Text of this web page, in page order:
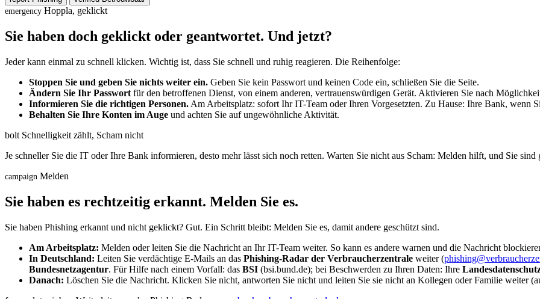
emergency Hoppla, geklickt
Sie haben doch geklickt oder geantwortet. Und jetzt?
Jeder kann einmal zu schnell klicken. Wichtig ist, dass Sie schnell und ruhig reagieren. Die Reihenfolge:
Stoppen Sie und geben Sie nichts weiter ein. Geben Sie kein Passwort und keinen Code ein, schließen Sie die Seite.
Ändern Sie Ihr Passwort für den betroffenen Dienst, von einem anderen, vertrauenswürdigen Gerät. Aktivieren Sie nach
Informieren Sie die richtigen Personen. Am Arbeitsplatz: sofort Ihr IT-Team oder Ihren Vorgesetzten. Zu Hause: Ihre Bank, wenn
Behalten Sie Ihre Konten im Auge und achten Sie auf ungewöhnliche Aktivität.
bolt Schnelligkeit zählt, Scham nicht
Je schneller Sie die IT oder Ihre Bank informieren, desto mehr lässt sich noch retten. Warten Sie nicht aus Scham: Melden hilft, und Sie sind
campaign Melden
Sie haben es rechtzeitig erkannt. Melden Sie es.
Sie haben Phishing erkannt und nicht geklickt? Gut. Ein Schritt bleibt: Melden Sie es, damit andere geschützt sind.
Am Arbeitsplatz: Melden oder leiten Sie die Nachricht an Ihr IT-Team weiter. So kann es andere warnen und die Nachricht
In Deutschland: Leiten Sie verdächtige E-Mails an das Phishing-Radar der Verbraucherzentrale weiter (
Bundesnetzagentur. Für Hilfe nach einem Vorfall: das BSI (bsi.bund.de); bei Beschwerden zu Ihren Daten: Ihre
Danach: Löschen Sie die Nachricht. Klicken Sie nicht, antworten Sie nicht und leiten Sie sie nicht an Kollegen oder Familie weiter